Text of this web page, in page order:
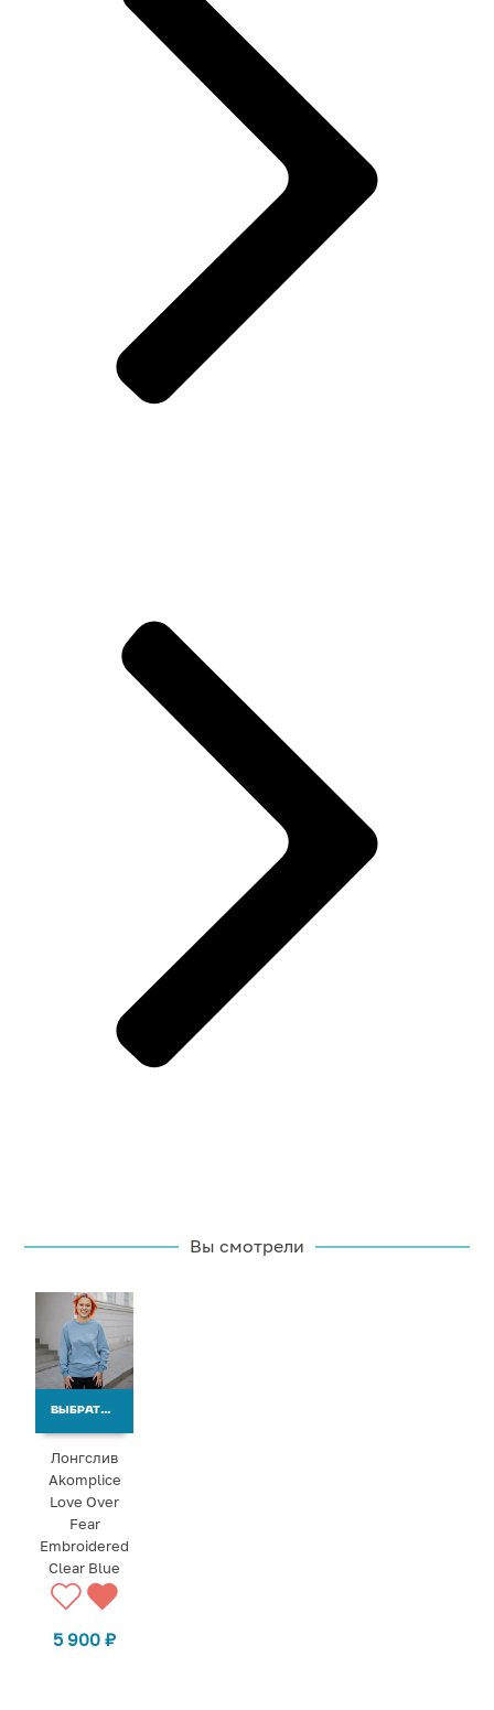
Вы смотрели
ВЫБРАТЬ ВАРИАНТЫ
Лонгслив
Akomplice
Love Over
Fear
Embroidered
Clear Blue
5 900₽